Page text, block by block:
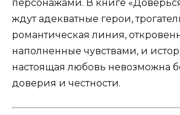
персонажами. В книге
ждут адекватные герои,
романтическая линия,
наполненные чувствами, и
настоящая любовь невозможна
доверия и честности.